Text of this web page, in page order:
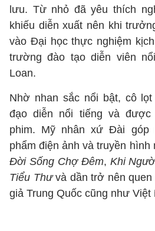
lưu. Từ nhỏ đã yêu thích
khiếu diễn xuất nên khi
vào Đại học thực nghiệm
trường đào tạo diễn viên
Loan.
Nhờ nhan sắc nổi bật, cô
đạo diễn nổi tiếng và
phim. Mỹ nhân xứ Đài góp
phẩm điện ảnh và truyền hình
Đời Sống Chợ Đêm, Khi
Tiểu Thưvà dần trở nên quen
giả Trung Quốc cũng như Việt